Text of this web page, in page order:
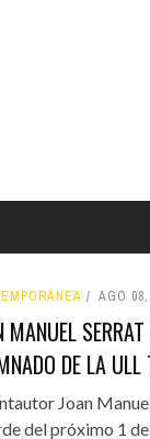
AGO
MANUEL
DE LA
Joan
del próximo 1